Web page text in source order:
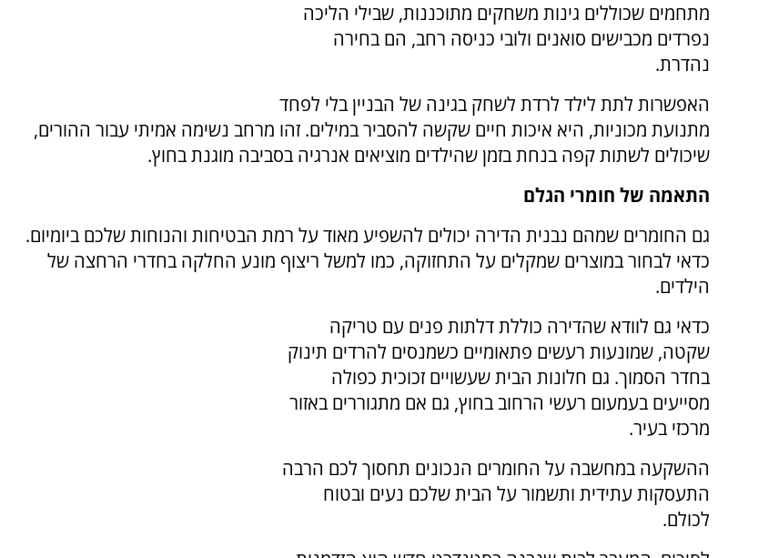
מתחמים שכוללים גינות משחקים מתוכננות, שבילי הליכה
נפרדים מכבישים סואנים ולובי כניסה רחב, הם בחירה
נהדרת.
האפשרות לתת לילד לרדת לשחק בגינה של הבניין בלי לפחד
מתנועת מכוניות, היא איכות חיים שקשה להסביר במילים. זהו מרחב נשימה אמיתי עבור ההורים,
שיכולים לשתות קפה בנחת בזמן שהילדים מוציאים אנרגיה בסביבה מוגנת בחוץ.
התאמה של חומרי הגלם
גם החומרים שמהם נבנית הדירה יכולים להשפיע מאוד על רמת הבטיחות והנוחות שלכם ביומיום.
כדאי לבחור במוצרים שמקלים על התחזוקה, כמו למשל ריצוף מונע החלקה בחדרי הרחצה של
הילדים.
כדאי גם לוודא שהדירה כוללת דלתות פנים עם טריקה
שקטה, שמונעות רעשים פתאומיים כשמנסים להרדים תינוק
בחדר הסמוך. גם חלונות הבית שעשויים זכוכית כפולה
מסייעים בעמעום רעשי הרחוב בחוץ, גם אם מתגוררים באזור
מרכזי בעיר.
ההשקעה במחשבה על החומרים הנכונים תחסוך לכם הרבה
התעסקות עתידית ותשמור על הבית שלכם נעים ובטוח
לכולם.